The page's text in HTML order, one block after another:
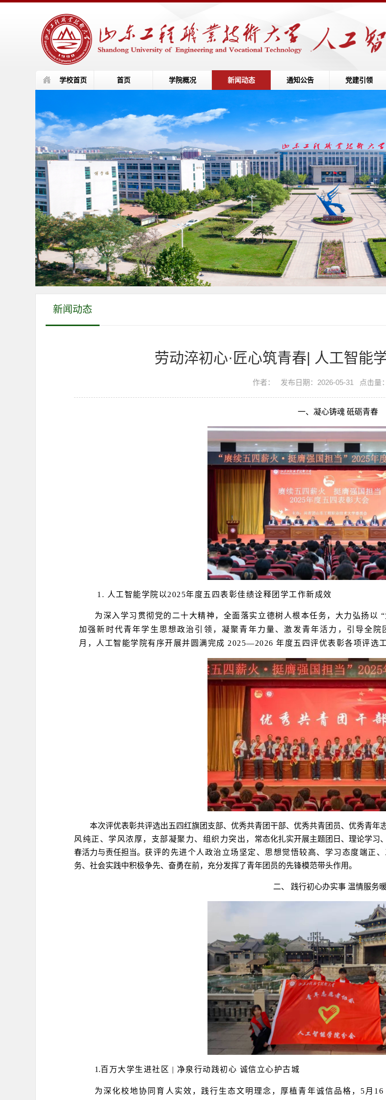
学校首页 首页 学院概况 新闻动态 通知公告 党建引领
新闻动态
劳动淬初心·匠心筑青春| 人工智能
作者： 发布日期：2026-05-31 点击量：
一、凝心铸魂 砥砺青春
1. 人工智能学院以2025年度五四表彰佳绩诠释团学工作新成效
为深入学习贯彻党的二十大精神，全面落实立德树人根本任务，大力弘扬以
加强新时代青年学生思想政治引领，凝聚青年力量、激发青年活力，引导全院
月，人工智能学院有序开展并圆满完成 2025—2026 年度五四评优表彰各项评选工
本次评优表彰共评选出五四红旗团支部、优秀共青团干部、优秀共青团员、优秀青年
风纯正、学风浓厚，支部凝聚力、组织力突出， 常态化扎实开展主题团日、理论学习
春活力与责任担当。 获评的先进个人政治立场坚定、思想觉悟较高、学习态度端正、
务、社会实践中积极争先、奋勇在前，充分发挥了青年团员的先锋模范带头作用。
二、 践行初心办实事 温情服务
1.百万大学生进社区 | 净泉行动践初心 诚信立心护古城
为深化校地协同育人实效，践行生态文明理念，厚植青年诚信品格，5月